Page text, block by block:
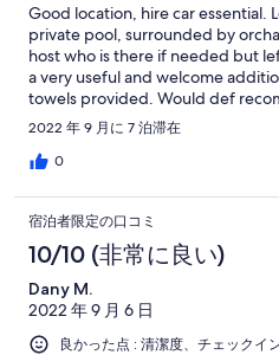
Good location, hire car essential.
private pool, surrounded by
host who is there if needed but
a very useful and welcome
towels provided. Would def
here again. Thank you Vania
2022 年 9 月に 7 泊滞在
0
宿泊者限定の口コミ
10/10 (非常に良い)
Dany M.
2022 年 9 月 6 日
良かった点 : 清潔度、チェックイ